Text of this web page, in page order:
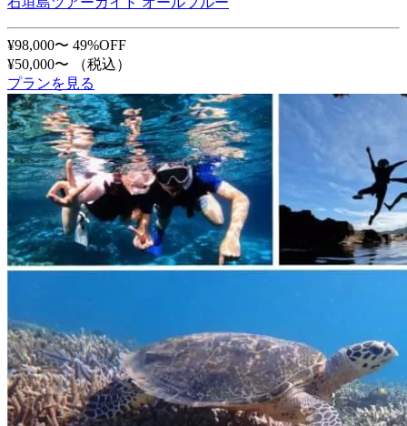
¥98,000〜 49%OFF
¥50,000〜
（税込）
プランを見る